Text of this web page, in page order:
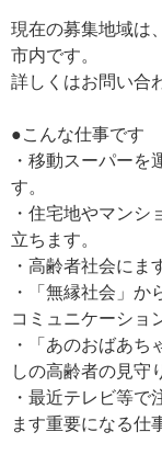
現在の募集地域は
市内です。
詳しくはお問い合
●こんな仕事です
・移動スーパーを
す。
・住宅地やマンシ
立ちます。
・高齢者社会にま
・「無縁社会」
コミュニケーショ
・「あのおばあち
しの高齢者の見守
・最近テレビ等
ます重要になる仕